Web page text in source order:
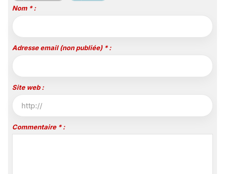
Nom * :
Adresse email (non publiée) * :
Site web :
Commentaire * :